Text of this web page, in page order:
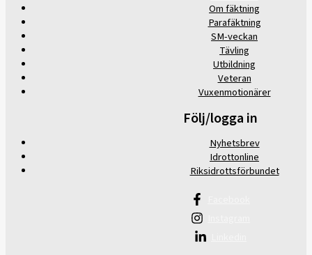
Om fäktning
Parafäktning
SM-veckan
Tävling
Utbildning
Veteran
Vuxenmotionärer
Följ/logga in
Nyhetsbrev
Idrottonline
Riksidrottsförbundet